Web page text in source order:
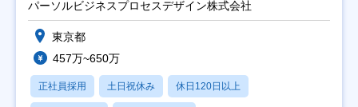
パーソルビジネスプロセスデザイン株式会社
東京都
457万~650万
正社員採用 土日祝休み 休日120日以上